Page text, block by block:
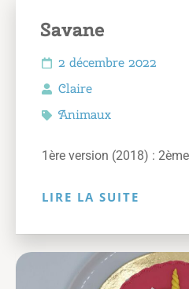
Savane
2 décembre 2022
Claire
Animaux
1ère version (2018) :
LIRE LA SUITE